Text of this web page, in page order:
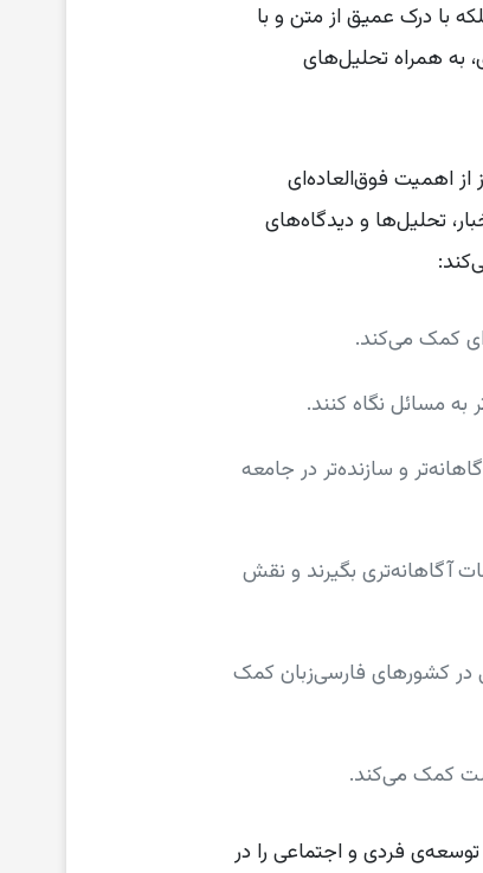
با درک عمیق از متن و با
به همراه تحلیل‌های
از اهمیت فوق‌العاده‌ای
تحلیل‌ها و دیدگاه‌های
کمک می‌کند.
به مسائل نگاه کنند.
و سازنده‌تر در جامعه
آگاهانه‌تری بگیرند و نقش
در کشورهای فارسی‌زبان کمک
کمک می‌کند.
فردی و اجتماعی را در